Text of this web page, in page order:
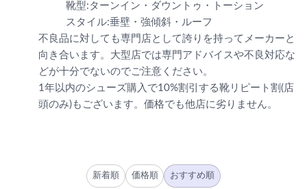
靴型:ターンイン・ダウントゥ・トーション
スタイル:垂壁・強傾斜・ルーフ
不良品に対しても専門店として誇りを持ってメーカーと
向き合います。大型店では専門アドバイスや不良対応な
どが十分でないのでご注意ください。
1年以内のシューズ購入で10%割引する靴リピート割(店
頭のみ)もございます。価格でも他店に劣りません。
新着順 価格順 おすすめ順